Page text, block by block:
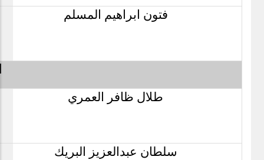
فتون ابراهيم المسلم
طلال ظافر العمري
سلطان عبدالعزيز البريك